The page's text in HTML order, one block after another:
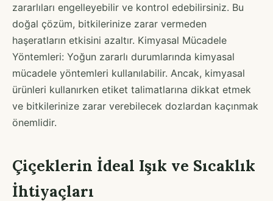
zararlıları engelleyebilir ve kontrol edebilirsiniz. Bu
doğal çözüm, bitkilerinize zarar vermeden
haşeratların etkisini azaltır. Kimyasal Mücadele
Yöntemleri: Yoğun zararlı durumlarında kimyasal
mücadele yöntemleri kullanılabilir. Ancak, kimyasal
ürünleri kullanırken etiket talimatlarına dikkat etmek
ve bitkilerinize zarar verebilecek dozlardan kaçınmak
önemlidir.
Çiçeklerin İdeal Işık ve Sıcaklık
İhtiyaçları